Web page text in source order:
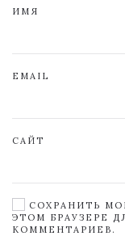
ИМЯ
EMAIL
САЙТ
СОХРАНИТЬ
ЭТОМ БРАУЗЕРЕ
КОММЕНТАРИЕВ.